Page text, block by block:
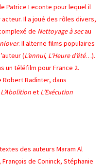
Patrice Leconte pour lequel il
Il a joué des rôles divers,
de Nettoyage à secau
. Il alterne films populaires
(L’ennui, L’Heure d’été…).
un téléfilm pour France 2.
Robert Badinter, dans
L’Abolitionet L’Exécution
des auteurs Maram Al
de Coninck, Stéphanie